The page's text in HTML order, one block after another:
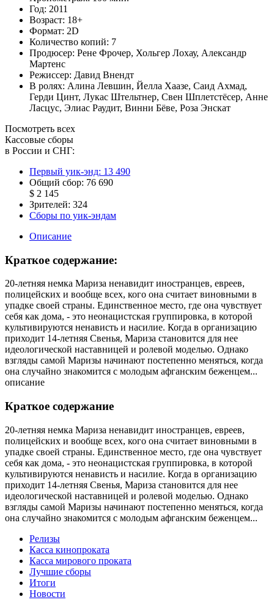
Год: 2011
Возраст: 18+
Формат: 2D
Количество копий: 7
Продюсер: Рене Фрочер, Хольгер Лохау, Александр
Мартенс
Режиссер: Давид Внендт
В ролях: Алина Левшин, Йелла Хаазе, Саид Ахмад,
Герди Цинт, Лукас Штельтнер, Свен Шплетстёсер, Анне
Ласцус, Элиас Раудит, Винни Бёве, Роза Энскат
Посмотреть всех
Кассовые сборы
в России и СНГ:
Первый уик-энд: 13 490
Общий сбор: 76 690
$ 2 145
Зрителей: 324
Сборы по уик-эндам
Описание
Краткое содержание:
20-летняя немка Мариза ненавидит иностранцев, евреев,
полицейских и вообще всех, кого она считает виновными в
упадке своей страны. Единственное место, где она чувствует
себя как дома, - это неонацистская группировка, в которой
культивируются ненависть и насилие. Когда в организацию
приходит 14-летняя Свенья, Мариза становится для нее
идеологической наставницей и ролевой моделью. Однако
взгляды самой Маризы начинают постепенно меняться, когда
она случайно знакомится с молодым афганским беженцем...
описание
Краткое содержание
20-летняя немка Мариза ненавидит иностранцев, евреев,
полицейских и вообще всех, кого она считает виновными в
упадке своей страны. Единственное место, где она чувствует
себя как дома, - это неонацистская группировка, в которой
культивируются ненависть и насилие. Когда в организацию
приходит 14-летняя Свенья, Мариза становится для нее
идеологической наставницей и ролевой моделью. Однако
взгляды самой Маризы начинают постепенно меняться, когда
она случайно знакомится с молодым афганским беженцем...
Релизы
Касса кинопроката
Касса мирового проката
Лучшие сборы
Итоги
Новости